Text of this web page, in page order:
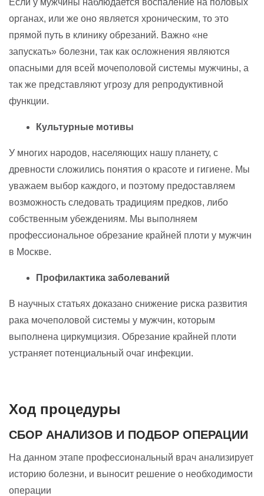
органах, или же оно является хроническим, то это
прямой путь в клинику обрезаний. Важно «не
запускать» болезни, так как осложнения являются
опасными для всей мочеполовой системы мужчины, а
так же представляют угрозу для репродуктивной
функции.
Культурные мотивы
У многих народов, населяющих нашу планету, с
древности сложились понятия о красоте и гигиене. Мы
уважаем выбор каждого, и поэтому предоставляем
возможность следовать традициям предков, либо
собственным убеждениям. Мы выполняем
профессиональное обрезание крайней плоти у мужчин
в Москве.
Профилактика заболеваний
В научных статьях доказано снижение риска развития
рака мочеполовой системы у мужчин, которым
выполнена циркумцизия. Обрезание крайней плоти
устраняет потенциальный очаг инфекции.
Ход процедуры
СБОР АНАЛИЗОВ И ПОДБОР ОПЕРАЦИИ
На данном этапе профессиональный врач анализирует
историю болезни, и выносит решение о необходимости
операции